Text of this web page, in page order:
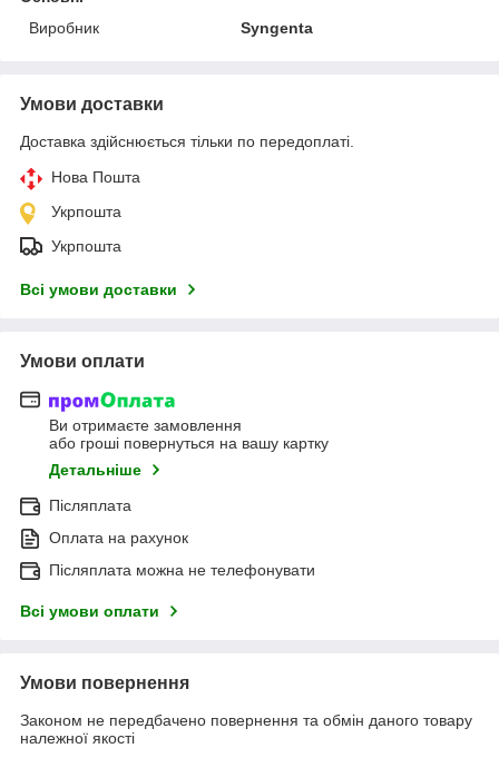
Виробник
Syngenta
Умови доставки
Доставка здійснюється тільки по передоплаті.
Нова Пошта
Укрпошта
Укрпошта
Всі умови доставки
Умови оплати
Ви отримаєте замовлення
або гроші повернуться на вашу картку
Детальніше
Післяплата
Оплата на рахунок
Післяплата можна не телефонувати
Всі умови оплати
Умови повернення
Законом не передбачено повернення та обмін даного товару
належної якості